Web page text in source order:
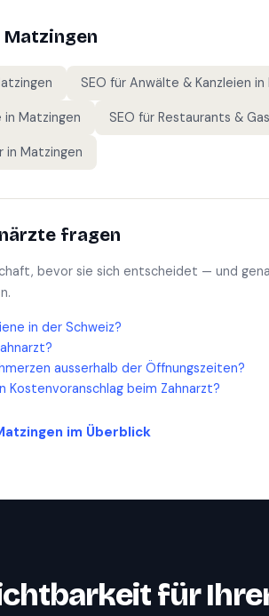
Matzingen
SEO für Anwälte & Kanzleien in
in Matzingen SEO für Restaurants &
in Matzingen
fragen
bevor sie sich entscheidet — und
in der Schweiz?
ausserhalb der Öffnungszeiten?
Kostenvoranschlag beim Zahnarzt?
im Überblick
für